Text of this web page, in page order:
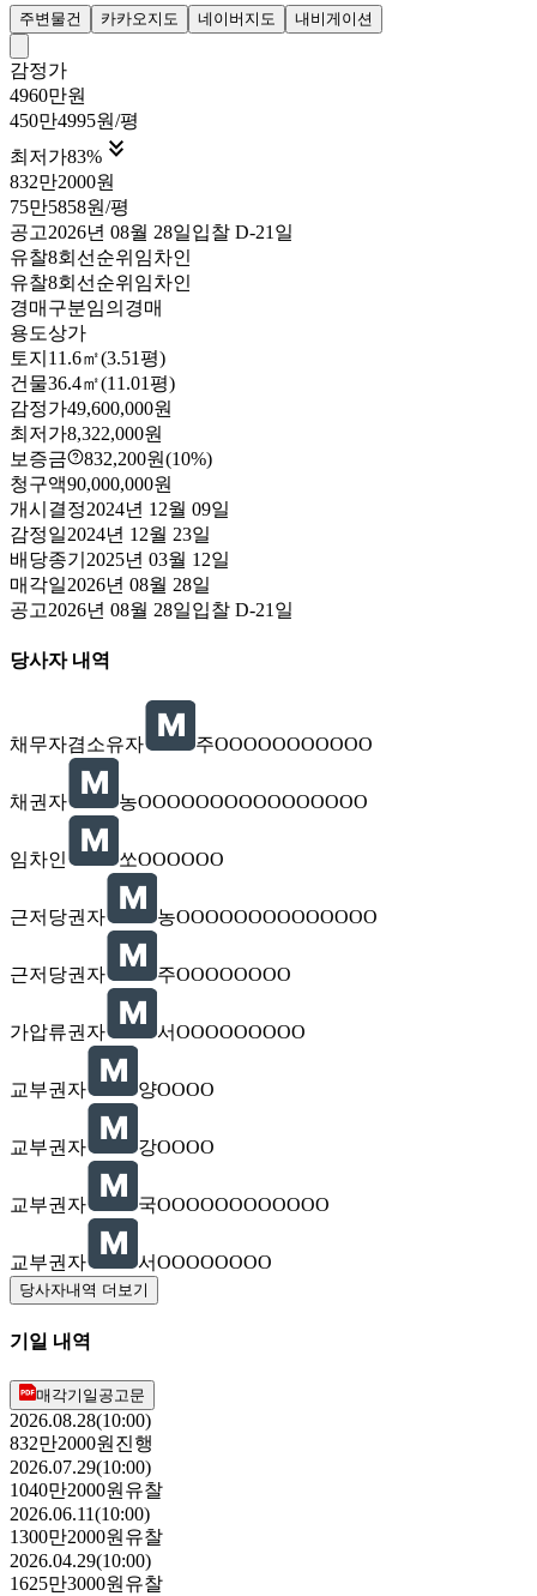
주변물건 카카오지도 네이버지도 내비게이션
감정가
4960만원
450만4995원/평
최저가83% 
832만2000원
75만5858원/평
공고2026년 08월 28일입찰 D-21 일
유찰8회 선순위임차인
유찰8회 선순위임차인
경매구분임의경매
용도상가
토지 11.6㎡(3.51평)
건물36.4㎡(11.01평)
감정가49,600,000원
최저가8,322,000원
보증금
832,200원(10%)
청구액90,000,000원
개시결정2024년 12월 09일
감정일2024년 12월 23일
배당종기 2025년 03월 12일
매각일2026년 08월 28일
공고2026년 08월 28일입찰 D-21 일
당사자 내역
채무자겸소유자 주OOOOOOOOOOO
채권자 농OOOOOOOOOOOOOOOO
임차인 쏘OOOOOO
근저당권자 농OOOOOOOOOOOOOO
근저당권자 주OOOOOOOO
가압류권자 서OOOOOOOOO
교부권자 양OOOO
교부권자 강OOOO
교부권자 국OOOOOOOOOOOO
교부권자 서OOOOOOOO
당사자내역 더보기
기일 내역
매각기일공고문
2026.08.28(10:00)
832만2000원 진행
2026.07.29(10:00)
1040만2000원 유찰
2026.06.11(10:00)
1300만2000원 유찰
2026.04.29(10:00)
1625만3000원 유찰